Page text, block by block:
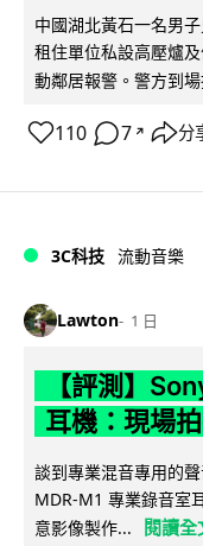
中國湖北黃石一名男
租住單位私設高壓爐
動鄰居報警。警方到
110 7 ↗ 分
3C科技 流動音樂
Lawton 1 日
【評測】
耳機：現場
談到專業混音專用的
MDR-M1 專業錄音室
意影像製作...
閱讀全